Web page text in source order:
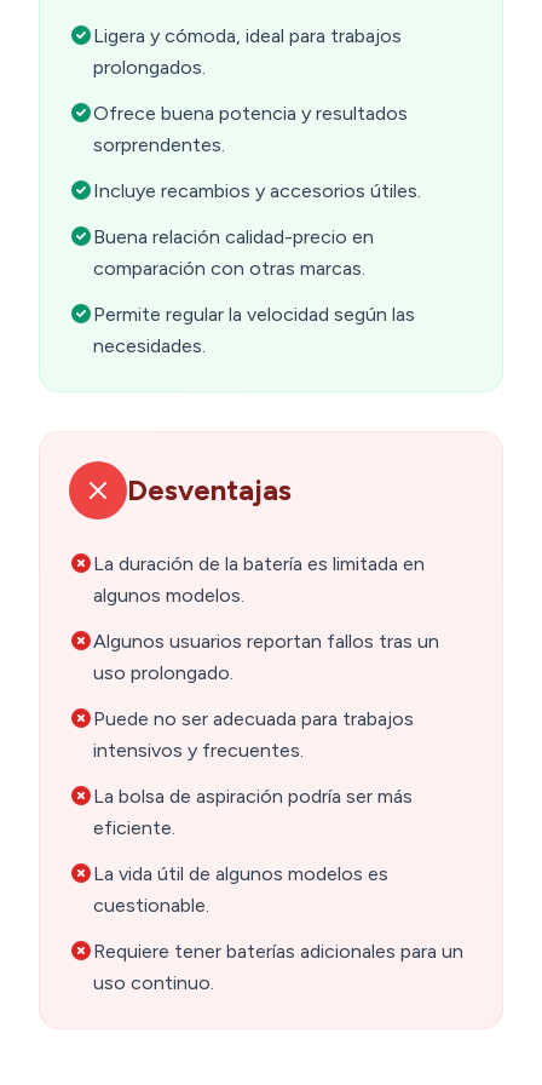
Ligera y cómoda, ideal para trabajos
prolongados.
Ofrece buena potencia y resultados
sorprendentes.
Incluye recambios y accesorios útiles.
Buena relación calidad-precio en
comparación con otras marcas.
Permite regular la velocidad según las
necesidades.
Desventajas
La duración de la batería es limitada en
algunos modelos.
Algunos usuarios reportan fallos tras un
uso prolongado.
Puede no ser adecuada para trabajos
intensivos y frecuentes.
La bolsa de aspiración podría ser más
eficiente.
La vida útil de algunos modelos es
cuestionable.
Requiere tener baterías adicionales para un
uso continuo.